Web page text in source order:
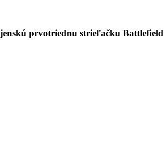
prvotriednu strieľačku Battlefield